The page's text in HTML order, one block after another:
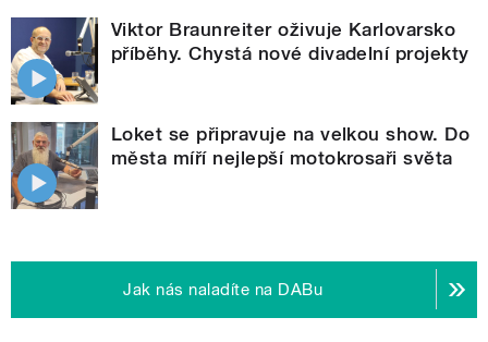
Viktor Braunreiter oživuje Karlovarsko
příběhy. Chystá nové divadelní projekty
Loket se připravuje na velkou show. Do
města míří nejlepší motokrosaři světa
Jak nás naladíte na DABu